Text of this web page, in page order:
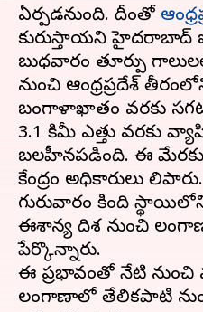
ఏర్పడనుంది. దీంతో
కురుస్తాయని హైదరాబాద్
బుధవారం తూర్పు
నుంచి ఆంధ్రప్రదేశ్
బంగాళాఖాతం వరకు
3.1 కిమీ ఎత్తు వరకు
బలహీనపడింది. ఈ
కేంద్రం అధికారులు తెలిపారు.
గురువారం కింది
ఈశాన్య దిశ నుంచి తెలంగాణ
పేర్కొన్నారు.
ఈ ప్రభావంతో నేటి నుంచి
తెలంగాణాలో తేలికపాటి